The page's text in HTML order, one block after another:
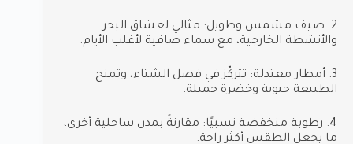
2. صيف مشمس وطويل: مثالي لعشاق البحر
والأنشطة الخارجية، مع سماء صافية لأغلب الأيام.
3. أمطار معتدلة: تتركّز في فصل الشتاء، وتمنح
الطبيعة حيوية وخضرة جميلة.
4. رطوبة منخفضة نسبيًا: مقارنةً بمدن ساحلية أخرى،
ما يجعل الطقس أكثر راحة.